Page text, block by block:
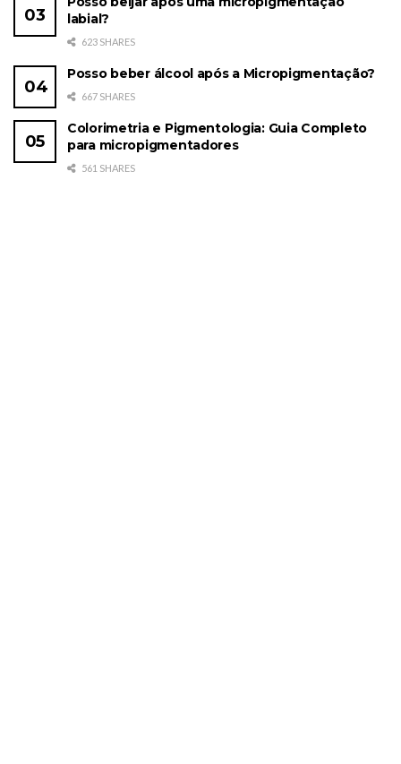
labial?
623 SHARES
Posso beber álcool após a Micropigmentação?
667 SHARES
Colorimetria e Pigmentologia: Guia Completo
para micropigmentadores
561 SHARES